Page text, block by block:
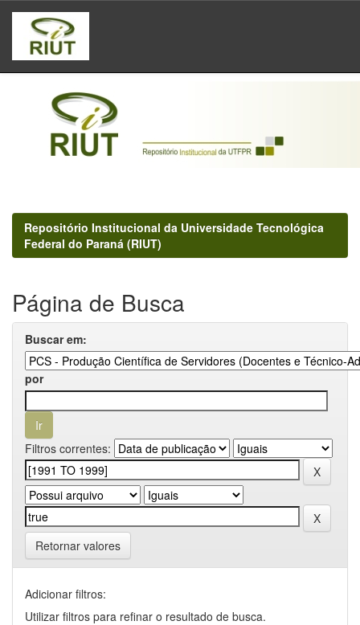
Skip
navigation
Repositório Institucional da Universidade Tecnológica
Federal do Paraná (RIUT)
Página de Busca
Buscar em:
por
Filtros correntes:
Retornar valores
Adicionar filtros:
Utilizar filtros para refinar o resultado de busca.